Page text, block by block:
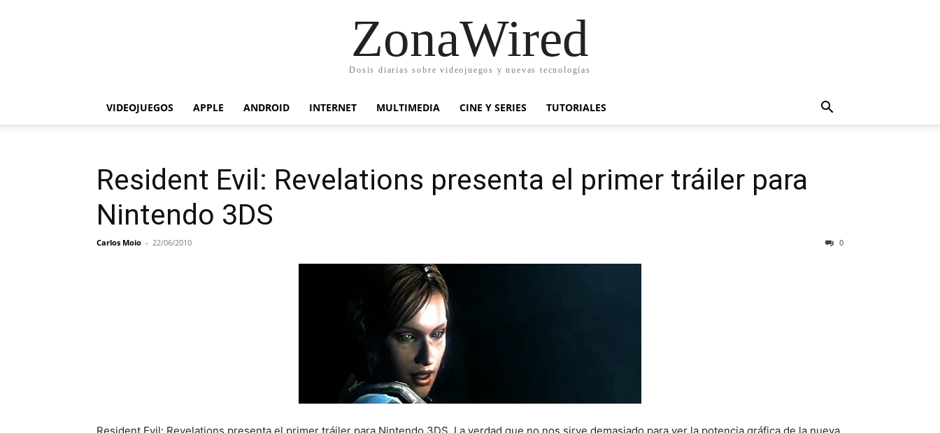
ZonaWired
Dosis diarias sobre videojuegos y nuevas tecnologías
VIDEOJUEGOS APPLE ANDROID INTERNET MULTIMEDIA CINE Y SERIES TUTORIALES
Resident Evil: Revelations presenta el primer tráiler para
Nintendo 3DS
Carlos Moio - 22/06/2010 0